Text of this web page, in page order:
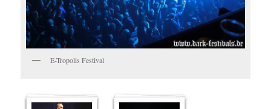
E-Tropolis Festival